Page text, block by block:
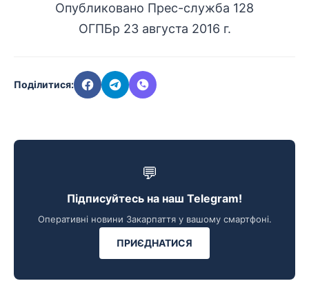
Опубликовано Прес-служба 128
ОГПБр 23 августа 2016 г.
Поділитися:
💬
Підписуйтесь на наш Telegram!
Оперативні новини Закарпаття у вашому смартфоні.
ПРИЄДНАТИСЯ